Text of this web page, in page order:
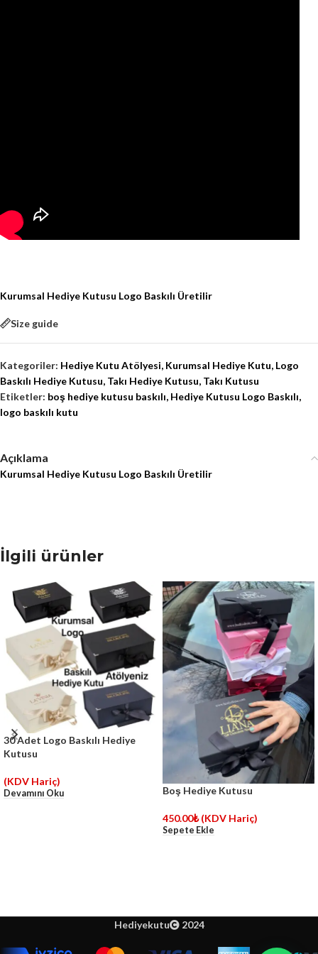
Kurumsal Hediye Kutusu Logo Baskılı Üretilir
Size guide
Kategoriler: Hediye Kutu Atölyesi, Kurumsal Hediye Kutu, Logo
Baskılı Hediye Kutusu, Takı Hediye Kutusu, Takı Kutusu
Etiketler: boş hediye kutusu baskılı, Hediye Kutusu Logo Baskılı,
logo baskılı kutu
Açıklama
Kurumsal Hediye Kutusu Logo Baskılı Üretilir
İlgili ürünler
30 Adet Logo Baskılı Hediye
Kutusu
(KDV Hariç)
Devamını Oku Boş Hediye Kutusu
450.00₺ (KDV Hariç)
Sepete Ekle
Hediyekutu 2024